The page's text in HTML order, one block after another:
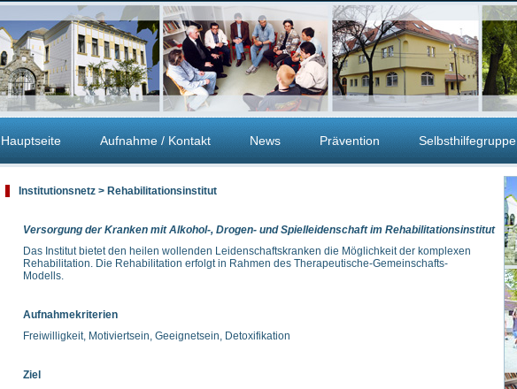
Hauptseite Aufnahme / Kontakt News Prävention Selbsthilfegruppe
Institutionsnetz > Rehabilitationsinstitut
Versorgung der Kranken mit Alkohol-, Drogen- und Spielleidenschaft im Rehabilitationsinstitut
Das Institut bietet den heilen wollenden Leidenschaftskranken die Möglichkeit der komplexen
Rehabilitation. Die Rehabilitation erfolgt in Rahmen des Therapeutische-Gemeinschafts-
Modells.
Aufnahmekriterien
Freiwilligkeit, Motiviertsein, Geeignetsein, Detoxifikation
Ziel